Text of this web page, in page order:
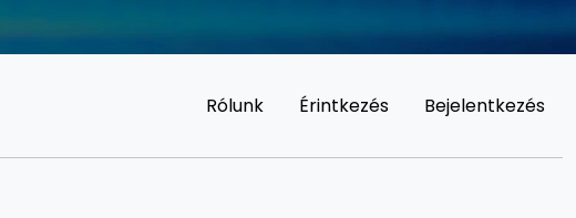
Rólunk Érintkezés Bejelentkezés